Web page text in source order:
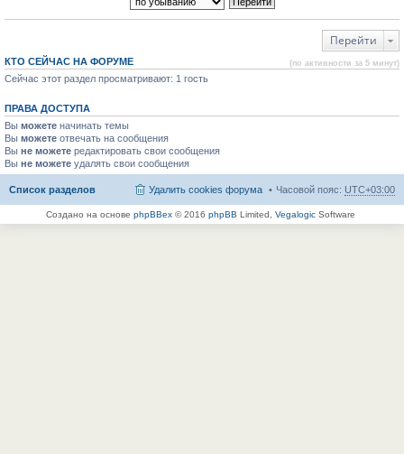
Перейти
КТО СЕЙЧАС НА ФОРУМЕ (по активности за 5 минут)
Сейчас этот раздел просматривают: 1 гость
ПРАВА ДОСТУПА
Вы можете начинать темы
Вы можете отвечать на сообщения
Вы не можете редактировать свои сообщения
Вы не можете удалять свои сообщения
Список разделов Часовой пояс: UTC+03:00
Удалить cookies форума
Создано на основе phpBBex© 2016 phpBB Limited, VegalogicSoftware